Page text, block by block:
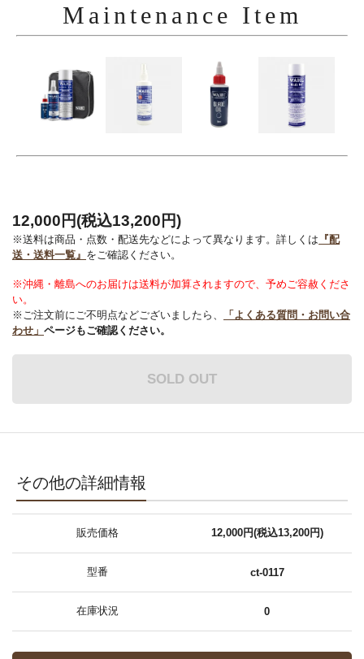
Maintenance Item
12,000円(税込13,200円)
※送料は商品・点数・配送先などによって異なります。詳しくは 『配
送・送料一覧』 をご確認ください。
※沖縄・離島へのお届けは送料が加算されますので、予めご容赦くださ
い。
※ご注文前にご不明点などございましたら、
「よくある質問・お問い合
わせ」 ページもご確認ください。
SOLD OUT
その他の詳細情報
販売価格 12,000円(税込13,200円)
型番 ct-0117
在庫状況 0